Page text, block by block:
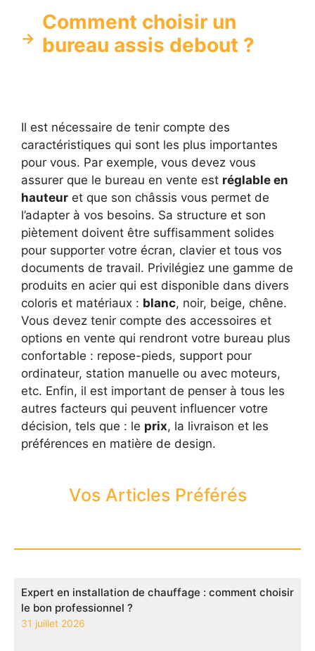
Comment choisir un
bureau assis debout ?
Il est nécessaire de tenir compte des
caractéristiques qui sont les plus importantes
pour vous. Par exemple, vous devez vous
assurer que le bureau en vente est réglable en
hauteur et que son châssis vous permet de
l’adapter à vos besoins. Sa structure et son
piètement doivent être suffisamment solides
pour supporter votre écran, clavier et tous vos
documents de travail. Privilégiez une gamme de
produits en acier qui est disponible dans divers
coloris et matériaux : blanc, noir, beige, chêne.
Vous devez tenir compte des accessoires et
options en vente qui rendront votre bureau plus
confortable : repose-pieds, support pour
ordinateur, station manuelle ou avec moteurs,
etc. Enfin, il est important de penser à tous les
autres facteurs qui peuvent influencer votre
décision, tels que : le prix, la livraison et les
préférences en matière de design.
Vos Articles Préférés
Expert en installation de chauffage : comment choisir
le bon professionnel ?
31 juillet 2026